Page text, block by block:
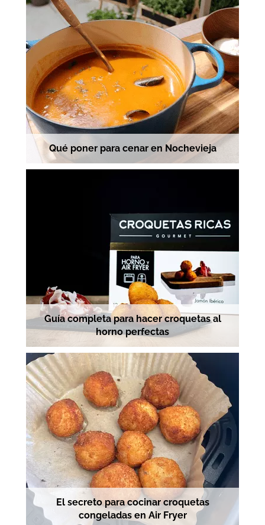
Qué poner para cenar en Nochevieja
Guía completa para hacer croquetas al
horno perfectas
El secreto para cocinar croquetas
congeladas en Air Fryer